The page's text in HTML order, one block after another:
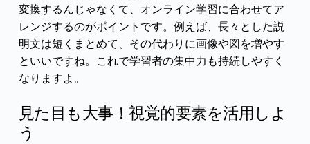
変換するんじゃなくて、オンライン学習に合わせてア
レンジするのがポイントです。例えば、長々とした説
明文は短くまとめて、その代わりに画像や図を増やす
といいですね。これで学習者の集中力も持続しやすく
なりますよ。
見た目も大事！視覚的要素を活用しよ
う